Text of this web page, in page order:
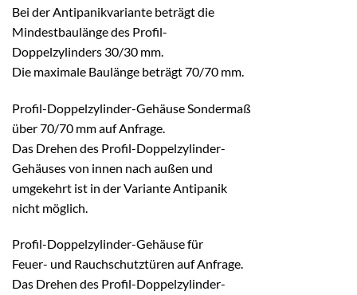
Bei der Antipanikvariante beträgt die
Mindestbaulänge des Profil-
Doppelzylinders 30/30 mm.
Die maximale Baulänge beträgt 70/70 mm.
Profil-Doppelzylinder-Gehäuse Sondermaß
über 70/70 mm auf Anfrage.
Das Drehen des Profil-Doppelzylinder-
Gehäuses von innen nach außen und
umgekehrt ist in der Variante Antipanik
nicht möglich.
Profil-Doppelzylinder-Gehäuse für
Feuer- und Rauchschutztüren auf Anfrage.
Das Drehen des Profil-Doppelzylinder-